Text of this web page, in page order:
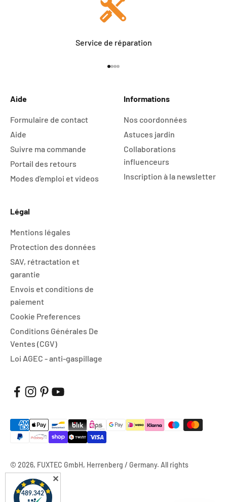
Service de réparation
Aide
Formulaire de contact
Aide
Suivre ma commande
Portail des retours
Modes d'emploi et videos
Informations
Nos coordonnées
Astuces jardin
Collaborations
influenceurs
Inscription à la newsletter
Légal
Mentions légales
Protection des données
SAV, rétractation et
garantie
Envois et conditions de
paiement
Cookie Preferences
Conditions Générales De
Ventes (CGV)
Loi AGEC - anti-gaspillage
© 2026, FUXTEC GmbH, Herrenberg / Germany. All rights
reserved.
✕